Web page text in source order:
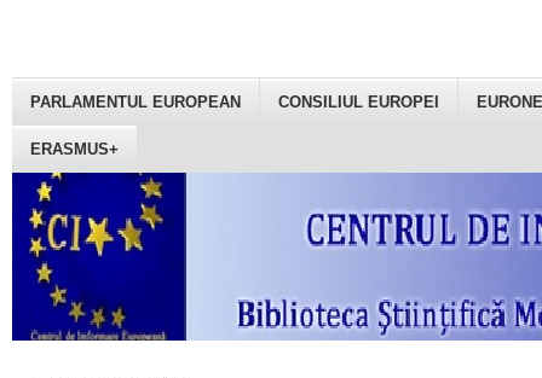
PARLAMENTUL EUROPEAN CONSILIUL EUROPEI
ERASMUS+